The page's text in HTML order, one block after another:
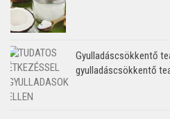
Gyulladáscsökkentő
gyulladáscsökkentő